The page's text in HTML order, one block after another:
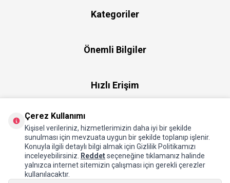
Kategoriler
Önemli Bilgiler
Hızlı Erişim
Hakkımızda
Çerez Kullanımı
Kişisel verileriniz, hizmetlerimizin daha iyi bir şekilde
sunulması için mevzuata uygun bir şekilde toplanıp işlenir.
Konuyla ilgili detaylı bilgi almak için Gizlilik Politikamızı
inceleyebilirsiniz.
Reddetseçeneğine tıklamanız halinde
yalnızca internet sitemizin çalışması için gerekli çerezler
kullanılacaktır.